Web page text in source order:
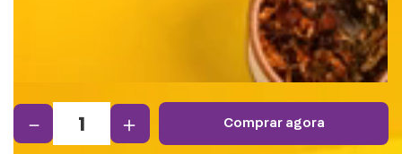
＋
－ comprar agora